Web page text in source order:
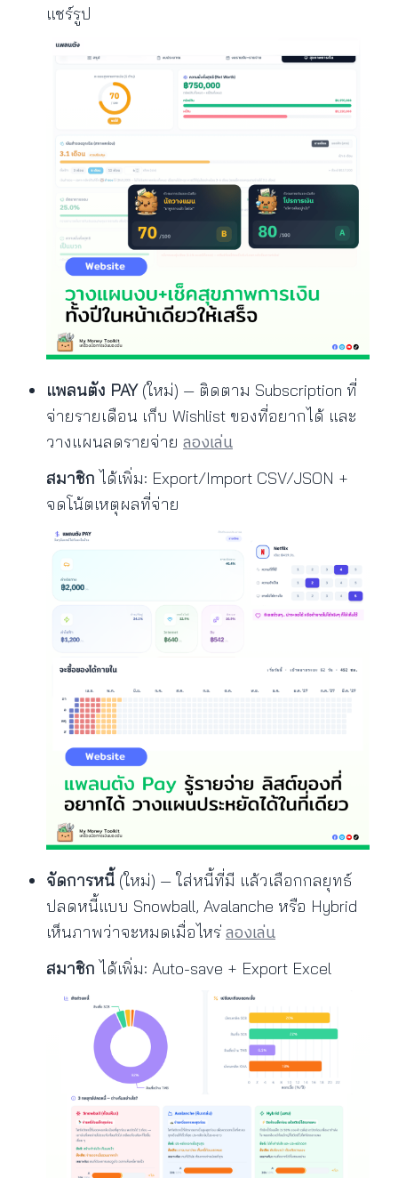
แชร์รูป
แพลนตัง PAY(ใหม่) — ติดตาม Subscription ที่
จ่ายรายเดือน เก็บ Wishlist ของที่อยากได้ และ
วางแผนลดรายจ่าย ลองเล่น
สมาชิก ได้เพิ่ม: Export/Import CSV/JSON +
จดโน้ตเหตุผลที่จ่าย
จัดการหนี้ (ใหม่) — ใส่หนี้ที่มี แล้วเลือกกลยุทธ์
ปลดหนี้แบบ Snowball, Avalanche หรือ Hybrid
เห็นภาพว่าจะหมดเมื่อไหร่ ลองเล่น
สมาชิก ได้เพิ่ม: Auto-save + Export Excel